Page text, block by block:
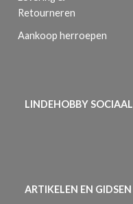
Retourneren
Aankoop herroepen
LINDEHOBBY SOCIAAL
ARTIKELEN EN GIDSEN